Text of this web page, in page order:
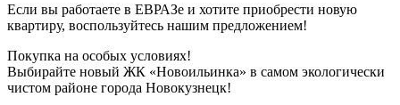
Если вы работаете в ЕВРАЗе и хотите приобрести новую
квартиру, воспользуйтесь нашим предложением!
Покупка на особых условиях!
Выбирайте новый ЖК «Новоильинка» в самом экологически
чистом районе города Новокузнецк!